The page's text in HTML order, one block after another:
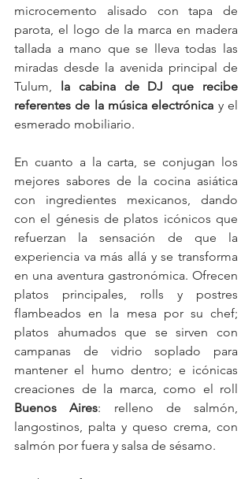
microcemento alisado con tapa de
parota, el logo de la marca en madera
tallada a mano que se lleva todas las
miradas desde la avenida principal de
Tulum, la cabina de DJ que recibe
referentes de la música electrónica y el
esmerado mobiliario.
En cuanto a la carta, se conjugan los
mejores sabores de la cocina asiática
con ingredientes mexicanos, dando
con el génesis de platos icónicos que
refuerzan la sensación de que la
experiencia va más allá y se transforma
en una aventura gastronómica. Ofrecen
platos principales, rolls y postres
flambeados en la mesa por su chef;
platos ahumados que se sirven con
campanas de vidrio soplado para
mantener el humo dentro; e icónicas
Buenos Aires: relleno de salmón,
langostinos, palta y queso crema, con
salmón por fuera y salsa de sésamo.